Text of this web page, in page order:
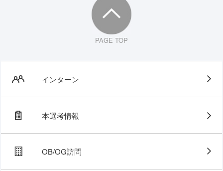
PAGE TOP
インターン
本選考情報
OB/OG訪問